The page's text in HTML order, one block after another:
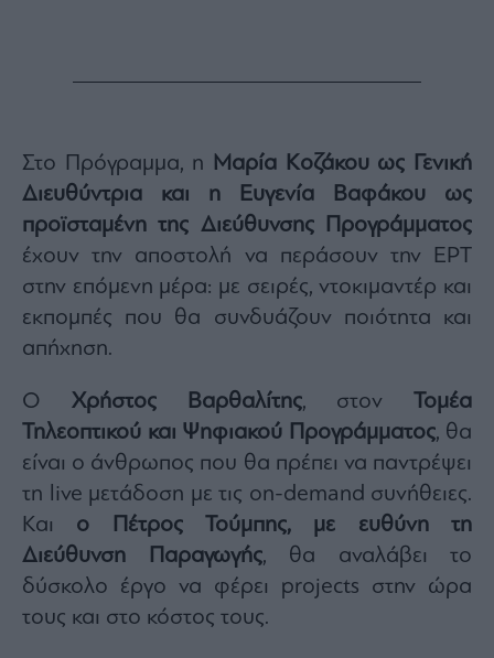
Στο Πρόγραμμα, η Μαρία Κοζάκου ως Γενική
Διευθύντρια και η Ευγενία Βαφάκου ως
προϊσταμένη της Διεύθυνσης Προγράμματος
έχουν την αποστολή να περάσουν την ΕΡΤ
στην επόμενη μέρα: με σειρές, ντοκιμαντέρ και
εκπομπές που θα συνδυάζουν ποιότητα και
απήχηση.
Ο Χρήστος Βαρθαλίτης, στον Τομέα
Τηλεοπτικού και Ψηφιακού Προγράμματος, θα
είναι ο άνθρωπος που θα πρέπει να παντρέψει
τη live μετάδοση με τις on-demand συνήθειες.
Και ο Πέτρος Τούμπης, με ευθύνη τη
Διεύθυνση Παραγωγής, θα αναλάβει το
δύσκολο έργο να φέρει projects στην ώρα
τους και στο κόστος τους.